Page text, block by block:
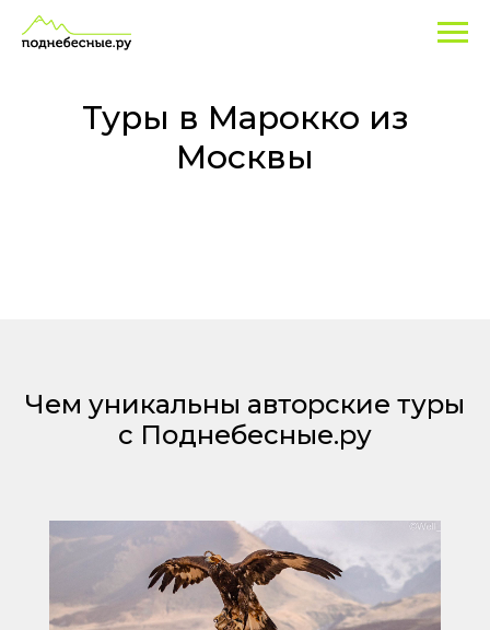
Туры
МароккоТуры в Марокко из
Москвы
Чем уникальны авторские туры
с Поднебесные.ру